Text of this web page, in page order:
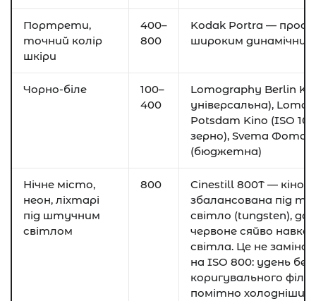
Портрети,
точний колір
шкіри
400–
800
Kodak Portra —
широким динамічним
Чорно-біле
100–
400
Lomography Berlin
універсальна),
Potsdam Kino (ISO
зерно), Svema Фото
(бюджетна)
Нічне місто,
неон, ліхтарі
під штучним
світлом
800
Cinestill 800T —
збалансована під
світло (tungsten),
червоне сяйво
світла. Це не заміна
на ISO 800: удень без
коригувального
помітно